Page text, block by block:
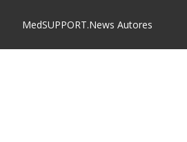
MedSUPPORT.News Autores